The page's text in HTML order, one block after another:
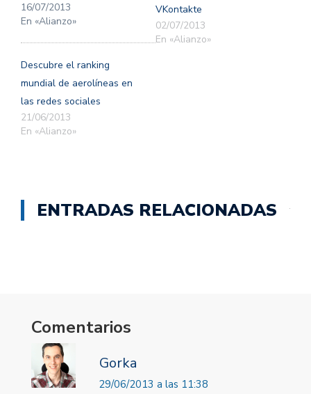
16/07/2013
En «Alianzo»
VKontakte
02/07/2013
En «Alianzo»
Descubre el ranking
mundial de aerolíneas en
las redes sociales
21/06/2013
En «Alianzo»
ENTRADAS RELACIONADAS
Comentarios
Gorka
29/06/2013 a las 11:38